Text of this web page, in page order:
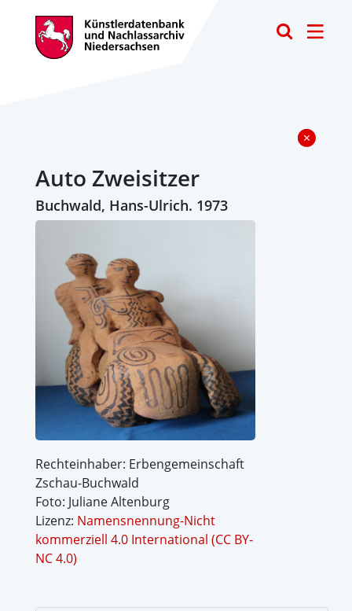
Auto Zweisitzer
Buchwald, Hans-Ulrich. 1973
Rechteinhaber: Erbengemeinschaft
Zschau-Buchwald
Foto: Juliane Altenburg
Lizenz: Namensnennung-Nicht
kommerziell 4.0 International (CC BY-
NC 4.0)